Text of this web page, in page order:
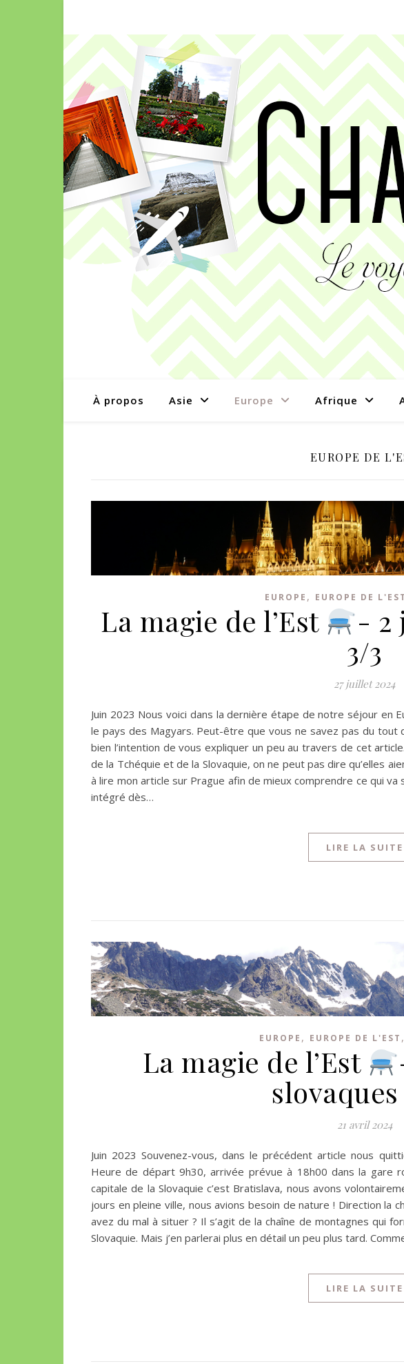
À propos Asie Europe Afrique
EUROPE DE
EUROPE , EUROPE DE L'EST
La magie de l’Est
- 2
3/3
27 juillet 2024
Juin 2023 Nous voici dans la dernière étape de notre séjour en
le pays des Magyars. Peut-être que vous ne savez pas du tout
bien l’intention de vous expliquer un peu au travers de cet
de la Tchéquie et de la Slovaquie, on ne peut pas dire qu’elles
à lire mon article sur Prague afin de mieux comprendre ce qui
intégré dès…
LIRE LA SUITE
EUROPE , EUROPE DE L'EST ,
La magie de l’Est
slovaques
21 avril 2024
Juin 2023 Souvenez-vous, dans le précédent article nous
Heure de départ 9h30, arrivée prévue à 18h00 dans la gare
capitale de la Slovaquie c’est Bratislava, nous avons
jours en pleine ville, nous avions besoin de nature ! Direction la
avez du mal à situer ? Il s’agit de la chaîne de montagnes qui
Slovaquie. Mais j’en parlerai plus en détail un peu plus tard.
LIRE LA SUITE